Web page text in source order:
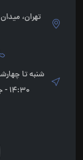
14:30 - جمعه و روزهای تعطیل فروشگاه تعطیل می باشد.